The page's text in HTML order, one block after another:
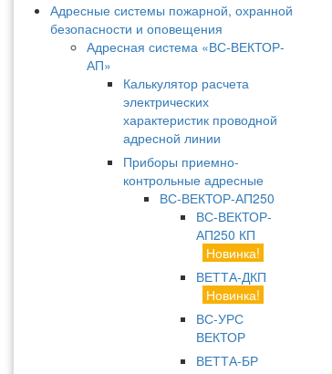
Адресные системы пожарной, охранной
безопасности и оповещения
Адресная система «ВС-ВЕКТОР-
АП»
Калькулятор расчета
электрических
характеристик проводной
адресной линии
Приборы приемно-
контрольные адресные
ВС-ВЕКТОР-АП250
ВС-ВЕКТОР-
АП250 КП
Новинка!
ВЕТТА-ДКП
Новинка!
ВС-УРС
ВЕКТОР
ВЕТТА-БР